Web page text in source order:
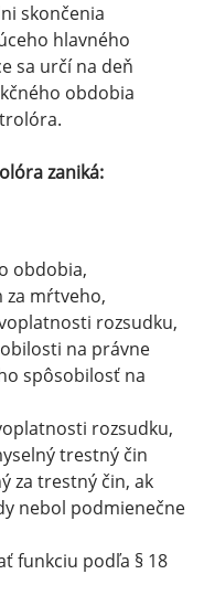
skončenia
hlavného
sa určí na deň
obdobia
zaniká:
obdobia,
za mŕtveho,
rozsudku,
na právne
spôsobilosť na
rozsudku,
trestný čin
za trestný čin, ak
nebol podmienečne
funkciu podľa § 18